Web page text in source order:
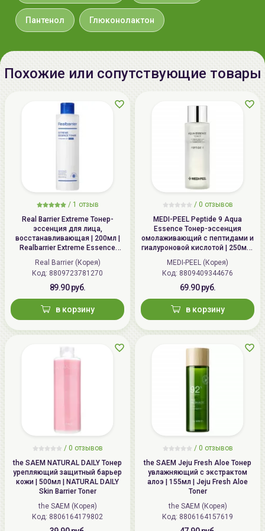
хранении в холодильнике имеет великолепный
освежающий эффект.
наложите на очищенную кожу лица (или участок
лица), оставьте на 10-15 минут.
Пантенол Глюконолактон
Похожие или сопутствующие товары
/ 1 отзыв
Real Barrier Extreme Тонер-
эссенция для лица,
восстанавливающая | 200мл |
Realbarrier Extreme Essence
Toner (Original)
Real Barrier (Корея)
Код: 8809723781270
89.90 руб.
в корзину
/ 0 отзывов
MEDI-PEEL Peptide 9 Aqua
Essence Тонер-эссенция
омолаживающий с пептидами и
гиалуроновой кислотой | 250мл |
Peptide 9 Aqua Essence Toner
MEDI-PEEL (Корея)
Код: 8809409344676
69.90 руб.
в корзину
/ 0 отзывов
the SAEM NATURAL DAILY Тонер
урепляющий защитный барьер
кожи | 500мл | NATURAL DAILY
Skin Barrier Toner
the SAEM (Корея)
Код: 8806164179802
/ 0 отзывов
the SAEM Jeju Fresh Aloe Тонер
увлажняющий с экстрактом
алоэ | 155мл | Jeju Fresh Aloe
Toner
the SAEM (Корея)
Код: 8806164157619